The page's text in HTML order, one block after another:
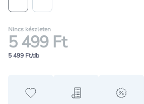
Nincs készleten
5 499 Ft
5 499 Ft/db
Hozzáadás a kedvencekhez
Hozzáadás aalert